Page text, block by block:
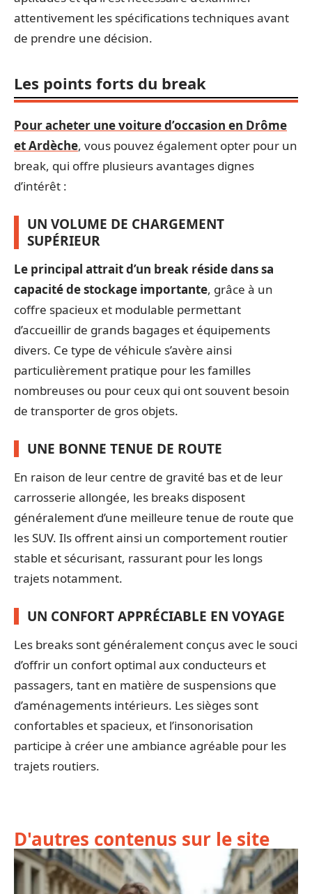
attentivement les spécifications techniques avant
de prendre une décision.
Les points forts du break
Pour acheter une voiture d’occasion en Drôme
et Ardèche, vous pouvez également opter pour un
break, qui offre plusieurs avantages dignes
d’intérêt :
UN VOLUME DE CHARGEMENT
SUPÉRIEUR
Le principal attrait d’un break réside dans sa
capacité de stockage importante, grâce à un
coffre spacieux et modulable permettant
d’accueillir de grands bagages et équipements
divers. Ce type de véhicule s’avère ainsi
particulièrement pratique pour les familles
nombreuses ou pour ceux qui ont souvent besoin
de transporter de gros objets.
UNE BONNE TENUE DE ROUTE
En raison de leur centre de gravité bas et de leur
carrosserie allongée, les breaks disposent
généralement d’une meilleure tenue de route que
les SUV. Ils offrent ainsi un comportement routier
stable et sécurisant, rassurant pour les longs
trajets notamment.
UN CONFORT APPRÉCIABLE EN VOYAGE
Les breaks sont généralement conçus avec le souci
d’offrir un confort optimal aux conducteurs et
passagers, tant en matière de suspensions que
d’aménagements intérieurs. Les sièges sont
confortables et spacieux, et l’insonorisation
participe à créer une ambiance agréable pour les
trajets routiers.
D'autres contenus sur le site